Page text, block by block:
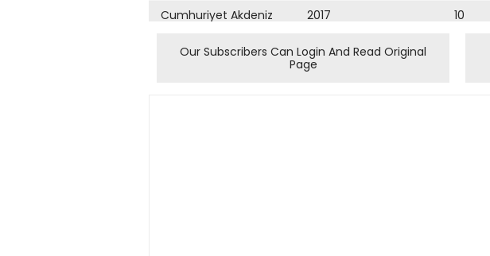
Cumhuriyet Akdeniz
Cumhuriyet Alışveriş
2017
2016
2015
10
Our Subscribers Can Login And Read Original
Page